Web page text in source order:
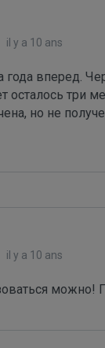
il y a 10 ans
года вперед.
осталось три
но не
il y a 10 ans
можно!